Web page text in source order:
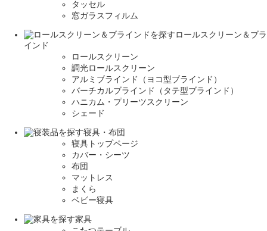
タッセル
窓ガラスフィルム
ロールスクリーン＆ブラ
インド
ロールスクリーン
調光ロールスクリーン
アルミブラインド（ヨコ型ブラインド）
バーチカルブラインド（タテ型ブラインド）
ハニカム・プリーツスクリーン
シェード
寝具・布団
寝具トップページ
カバー・シーツ
布団
マットレス
まくら
ベビー寝具
家具